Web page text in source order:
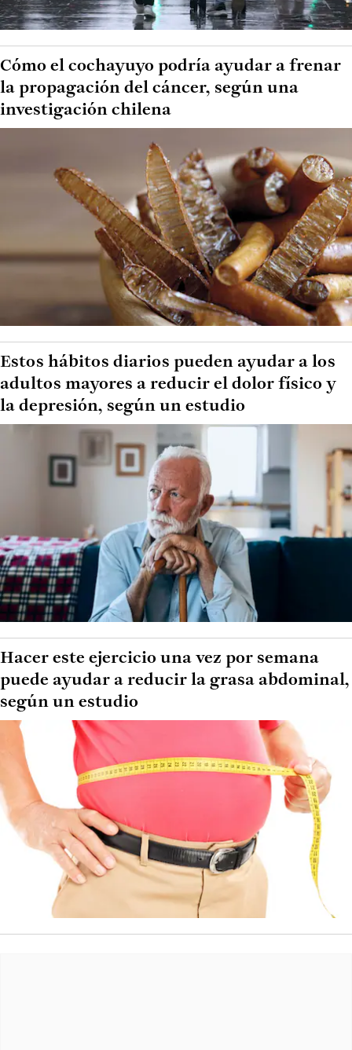
Cómo el cochayuyo podría ayudar a frenar
la propagación del cáncer, según una
investigación chilena
Estos hábitos diarios pueden ayudar a los
adultos mayores a reducir el dolor físico y
la depresión, según un estudio
Hacer este ejercicio una vez por semana
puede ayudar a reducir la grasa abdominal,
según un estudio